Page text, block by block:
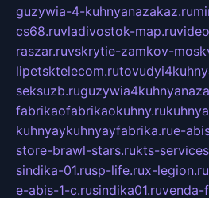
guzywia-4-kuhnyanazakaz.ru
cs68.ruvladivostok-map.ru
raszar.ruvskrytie-zamkov-
lipetsktelecom.ru
seksuzb.ru
fabrikaofabrikaokuhny.ru
kuhnyaykuhnyayfabrika.rue-
store-brawl-stars.rukts-
sindika-01.rusp-life.rux-legion.ru
e-abis-1-c.rusindika01.ruvenda-